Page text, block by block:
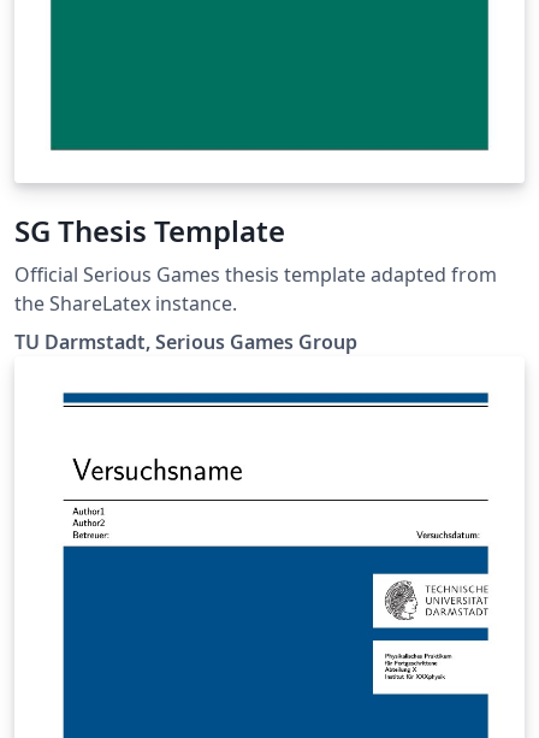
SG Thesis Template
Official Serious Games thesis template adapted from
the ShareLatex instance.
TU Darmstadt, Serious Games Group